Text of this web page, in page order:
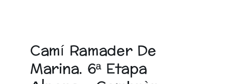
Videos
Camí Ramader De
Marina. 6ª Etapa